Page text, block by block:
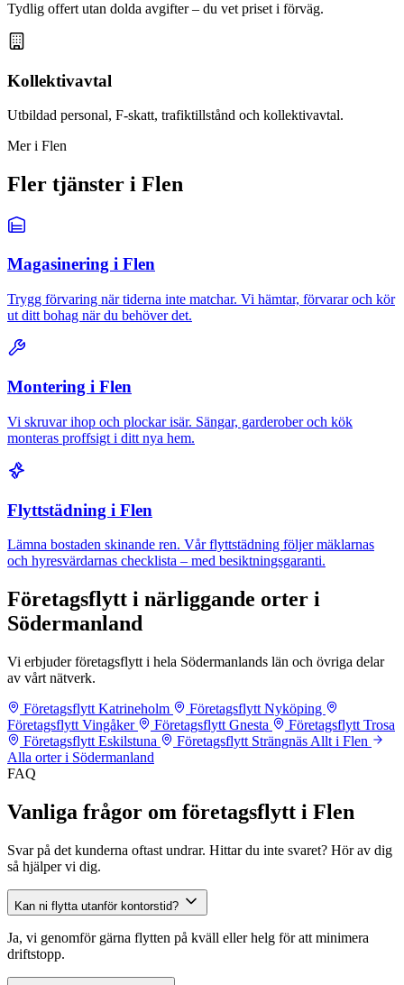
Tydlig offert utan dolda avgifter – du vet priset i förväg.
Kollektivavtal
Utbildad personal, F-skatt, trafiktillstånd och kollektivavtal.
Mer i Flen
Fler tjänster i Flen
Magasinering i Flen
Trygg förvaring när tiderna inte matchar. Vi hämtar, förvarar och kör
ut ditt bohag när du behöver det.
Montering i Flen
Vi skruvar ihop och plockar isär. Sängar, garderober och kök
monteras proffsigt i ditt nya hem.
Flyttstädning i Flen
Lämna bostaden skinande ren. Vår flyttstädning följer mäklarnas
och hyresvärdarnas checklista – med besiktningsgaranti.
Företagsflytt i närliggande orter i
Södermanland
Vi erbjuder företagsflytt i hela Södermanlands län och övriga delar
av vårt nätverk.
Företagsflytt Katrineholm
Företagsflytt Nyköping
Företagsflytt Vingåker
Företagsflytt Gnesta
Företagsflytt Trosa
Företagsflytt Eskilstuna
Företagsflytt Strängnäs Allt i Flen
Alla orter i Södermanland
FAQ
Vanliga frågor om företagsflytt i Flen
Svar på det kunderna oftast undrar. Hittar du inte svaret? Hör av dig
så hjälper vi dig.
Kan ni flytta utanför kontorstid?
Ja, vi genomför gärna flytten på kväll eller helg för att minimera
driftstopp.